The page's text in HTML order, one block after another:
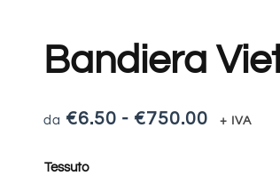
Bandiera
€6.50 - €750.00 + IVA
Tessuto